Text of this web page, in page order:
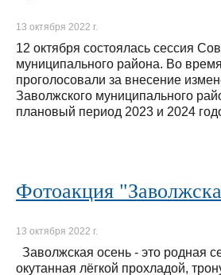
13 октября 2022 г.
12 октября состоялась сессия
муниципального района. Во
проголосовали за внесение
Заволжского муниципального
плановый период 2023 и 2024
Фотоакция
13 октября 2022 г.
Заволжская осень - это родная
окутанная лёгкой прохладой,